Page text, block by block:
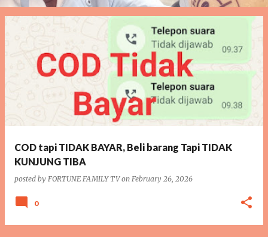
COD tapi TIDAK BAYAR, Beli barang Tapi TIDAK
KUNJUNG TIBA
posted by FORTUNE FAMILY TV on February 26, 2026
0